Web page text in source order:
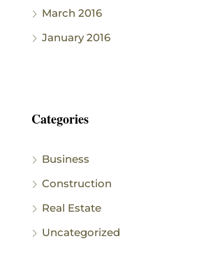
March 2016
January 2016
Categories
Business
Construction
Real Estate
Uncategorized